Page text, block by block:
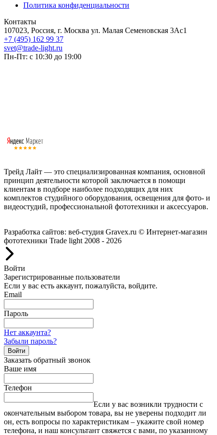
Политика конфиденциальности
Контакты
107023, Россия, г. Москва ул. Малая Семеновская 3Ас1
+7 (495) 162 99 37
svet@trade-light.ru
Пн-Пт: с 10:30 до 19:00
Трейд Лайт — это специализированная компания, основной
принцип деятельности которой заключается в помощи
клиентам в подборе наиболее подходящих для них
комплектов студийного оборудования, освещения для фото- и
видеостудий, профессиональной фототехники и аксессуаров.
Разработка сайтов: веб-студия Gravex.ru © Интернет-магазин
фототехники Trade light 2008 - 2026
Войти
Зарегистрированные пользователи
Если у вас есть аккаунт, пожалуйста, войдите.
Email
Пароль
Нет аккаунта?
Забыли пароль?
Войти
Заказать обратный звонок
Ваше имя
Телефон
Если у вас возникли трудности с
окончательным выбором товара, вы не уверены подходит ли
он, есть вопросы по характеристикам – укажите свой номер
телефона, и наш консультант свяжется с вами, по указанному